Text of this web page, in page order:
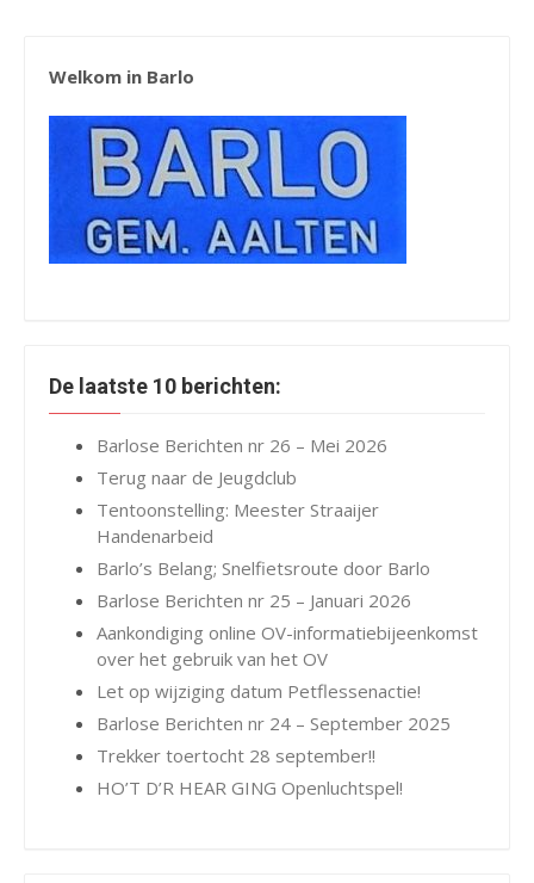
Welkom in Barlo
De laatste 10 berichten:
Barlose Berichten nr 26 – Mei 2026
Terug naar de Jeugdclub
Tentoonstelling: Meester Straaijer
Handenarbeid
Barlo’s Belang; Snelfietsroute door Barlo
Barlose Berichten nr 25 – Januari 2026
Aankondiging online OV-informatiebijeenkomst
over het gebruik van het OV
Let op wijziging datum Petflessenactie!
Barlose Berichten nr 24 – September 2025
Trekker toertocht 28 september!!
HO’T D’R HEAR GING Openluchtspel!